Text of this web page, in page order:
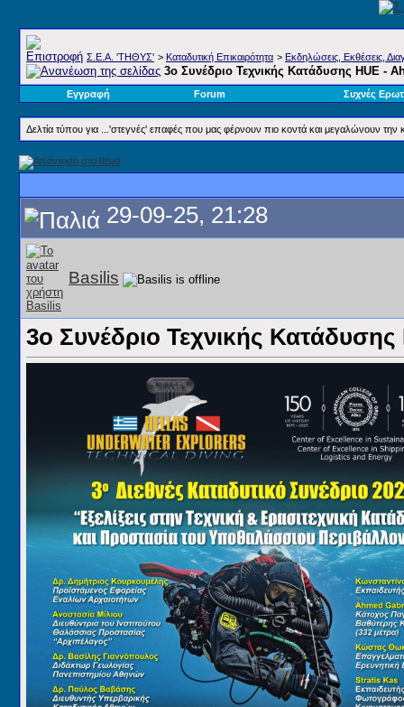
Σ.E.A. 'ΤΗΘΥΣ' > Καταδυτική Επικαιρότητα > Εκδηλώσεις, Εκθέσεις,
3ο Συνέδριο Τεχνικής Κατάδυσης HUE -
Εγγραφή Forum Συχνές
Δελτία τύπου για ...'στεγνές' επαφές που μας φέρνουν πιο κοντά και μεγαλώνουν την
29-09-25, 21:28
Basilis
3ο Συνέδριο Τεχνικής